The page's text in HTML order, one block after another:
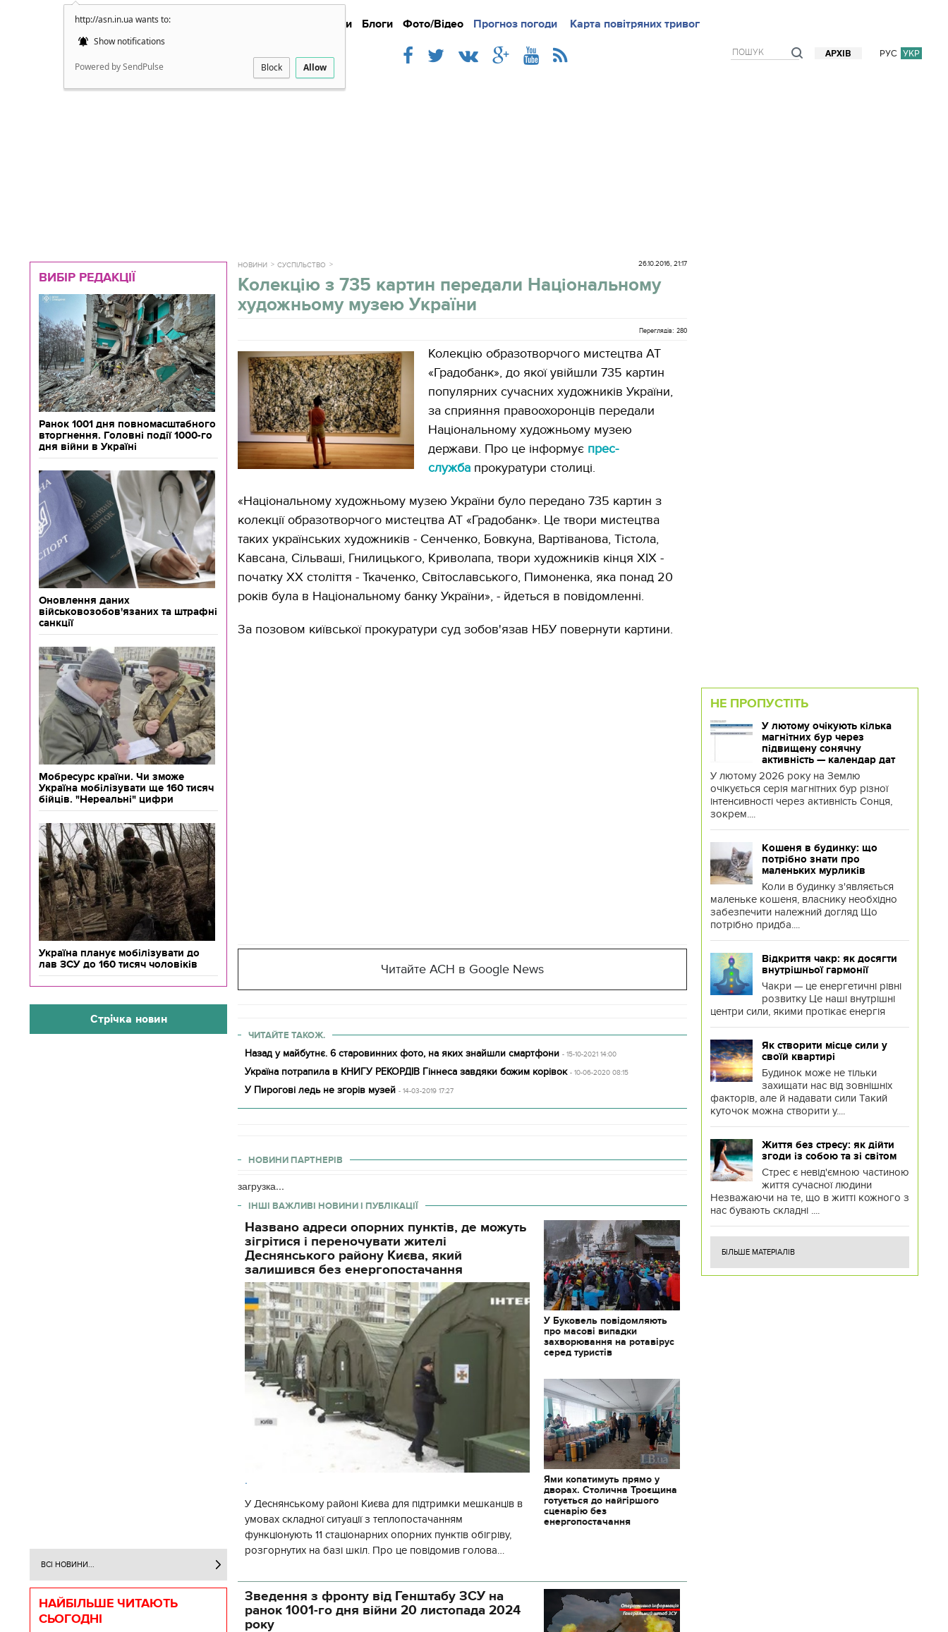
http://asn.in.ua wants to:
Show notifications
Powered by SendPulse Block Allow
Новини Блоги Фото/Відео Прогноз погоди Карта повітряних тривог
РУС УКР
АРХІВ
Докладно Новини Iнтерв`ю Блоги
ВИБІР РЕДАКЦІЇ
Ранок 1001 дня повномасштабного
вторгнення. Головні події 1000-го
дня війни в Україні
Оновлення даних
військовозобов'язаних та штрафні
санкції
Мобресурс країни. Чи зможе
Україна мобілізувати ще 160 тисяч
бійців. "Нереальні" цифри
Україна планує мобілізувати до
лав ЗСУ до 160 тисяч чоловіків
Стрічка новин
ВСІ НОВИНИ...
НАЙБІЛЬШЕ ЧИТАЮТЬ
СЬОГОДНІ
НОВИНИ СУСПІЛЬСТВО 26.10.2016, 21:17
Колекцію з 735 картин передали Національному
художньому музею України
Переглядів: 280
Колекцію образотворчого мистецтва АТ
«Градобанк», до якої увійшли 735 картин
популярних сучасних художників України,
за сприяння правоохоронців передали
Національному художньому музею
держави. Про це інформує прес-
служба прокуратури столиці.
«Національному художньому музею України було передано 735 картин з
колекції образотворчого мистецтва АТ «Градобанк». Це твори мистецтва
таких українських художників - Сенченко, Бовкуна, Вартіванова, Тістола,
Кавсана, Сільваші, Гнилицького, Криволапа, твори художників кінця XIX -
початку ХХ століття - Ткаченко, Світославського, Пимоненка, яка понад 20
років була в Національному банку України», - йдеться в повідомленні.
За позовом київської прокуратури суд зобов'язав НБУ повернути картини.
Читайте АСН в Google News
ЧИТАЙТЕ ТАКОЖ.
Назад у майбутнє. 6 старовинних фото, на яких знайшли смартфони - 15-10-2021 14:00
Україна потрапила в КНИГУ РЕКОРДІВ Гіннеса завдяки божим корівок - 10-06-2020 08:15
У Пирогові ледь не згорів музей - 14-03-2019 17:27
НОВИНИ ПАРТНЕРІВ
загрузка...
ІНШІ ВАЖЛИВІ НОВИНИ І ПУБЛІКАЦІЇ
Названо адреси опорних пунктів, де можуть
зігрітися і переночувати жителі
Деснянського району Києва, який
залишився без енергопостачання
.
У Деснянському районі Києва для підтримки мешканців в
умовах складної ситуації з теплопостачанням
функціонують 11 стаціонарних опорних пунктів обігріву,
розгорнутих на базі шкіл. Про це повідомив голова
У Буковель повідомляють
про масові випадки
захворювання на ротавірус
серед туристів
Ями копатимуть прямо у
дворах. Столична Троєщина
готується до найгіршого
сценарію без
енергопостачання
Зведення з фронту від Генштабу ЗСУ на
ранок 1001-го дня війни 20 листопада 2024
року
НЕ ПРОПУСТІТЬ
У лютому очікують кілька
магнітних бур через
підвищену сонячну
активність — календар дат
У лютому 2026 року на Землю
очікується серія магнітних бур різної
інтенсивності через активність Сонця,
зокрем....
Кошеня в будинку: що
потрібно знати про
маленьких мурликів
Коли в будинку з'являється
маленьке кошеня, власнику необхідно
забезпечити належний догляд Що
потрібно придба....
Відкриття чакр: як досягти
внутрішньої гармонії
Чакри — це енергетичні рівні
розвитку Це наші внутрішні
центри сили, якими протікає енергія
Як створити місце сили у
своїй квартирі
Будинок може не тільки
захищати нас від зовнішніх
факторів, але й надавати сили Такий
куточок можна створити у....
Життя без стресу: як дійти
згоди із собою та зі світом
Стрес є невід'ємною частиною
життя сучасної людини
Незважаючи на те, що в житті кожного з
нас бувають складні ....
БІЛЬШЕ МАТЕРІАЛІВ